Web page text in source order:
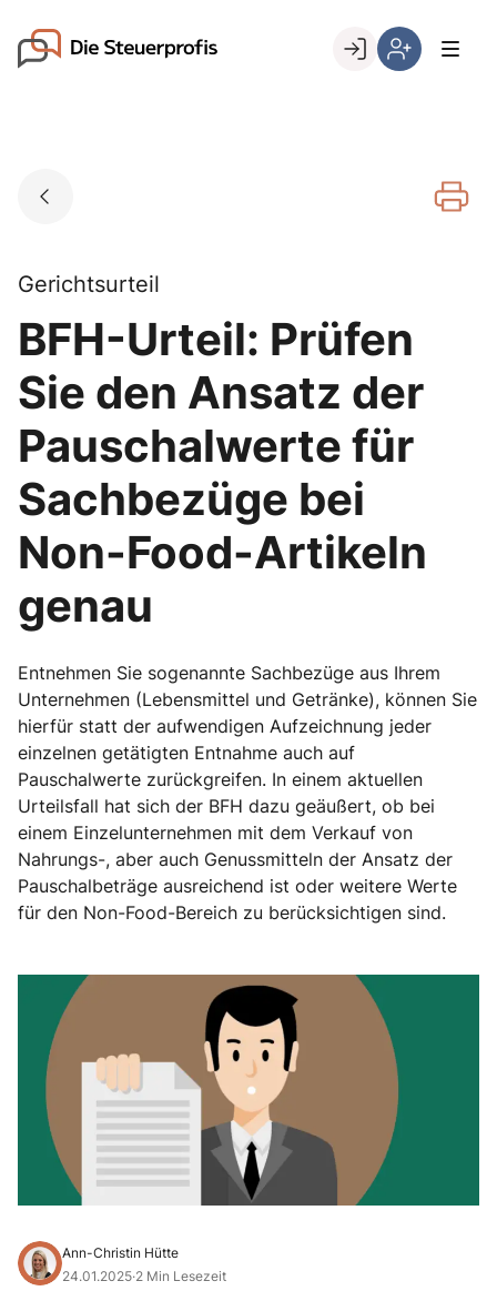
content
Go to landing page.
registrieren,
Gerichtsurteil
BFH-Urteil: Prüfen
Sie den Ansatz der
Pauschalwerte für
Sachbezüge bei
Non-Food-Artikeln
genau
Entnehmen Sie sogenannte Sachbezüge aus Ihrem
Unternehmen (Lebensmittel und Getränke), können Sie
hierfür statt der aufwendigen Aufzeichnung jeder
einzelnen getätigten Entnahme auch auf
Pauschalwerte zurückgreifen. In einem aktuellen
Urteilsfall hat sich der BFH dazu geäußert, ob bei
einem Einzelunternehmen mit dem Verkauf von
Nahrungs-, aber auch Genussmitteln der Ansatz der
Pauschalbeträge ausreichend ist oder weitere Werte
für den Non-Food-Bereich zu berücksichtigen sind.
Ann-Christin Hütte
24.01.2025·2 Min Lesezeit